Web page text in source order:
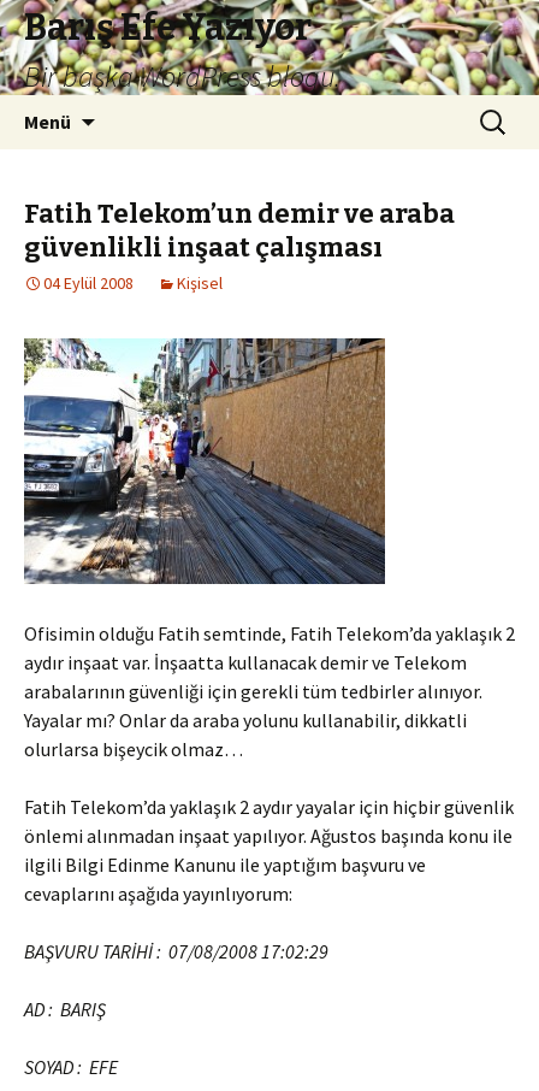
Barış Efe Yazıyor
Bir başka WordPress blogu.
Menü Arama:
Fatih Telekom’un demir ve araba
güvenlikli inşaat çalışması
04 Eylül 2008 Kişisel
Ofisimin olduğu Fatih semtinde, Fatih Telekom’da yaklaşık 2
aydır inşaat var. İnşaatta kullanacak demir ve Telekom
arabalarının güvenliği için gerekli tüm tedbirler alınıyor.
Yayalar mı? Onlar da araba yolunu kullanabilir, dikkatli
olurlarsa bişeycik olmaz…
Fatih Telekom’da yaklaşık 2 aydır yayalar için hiçbir güvenlik
önlemi alınmadan inşaat yapılıyor. Ağustos başında konu ile
ilgili Bilgi Edinme Kanunu ile yaptığım başvuru ve
cevaplarını aşağıda yayınlıyorum:
BAŞVURU TARİHİ : 07/08/2008 17:02:29
AD : BARIŞ
SOYAD : EFE